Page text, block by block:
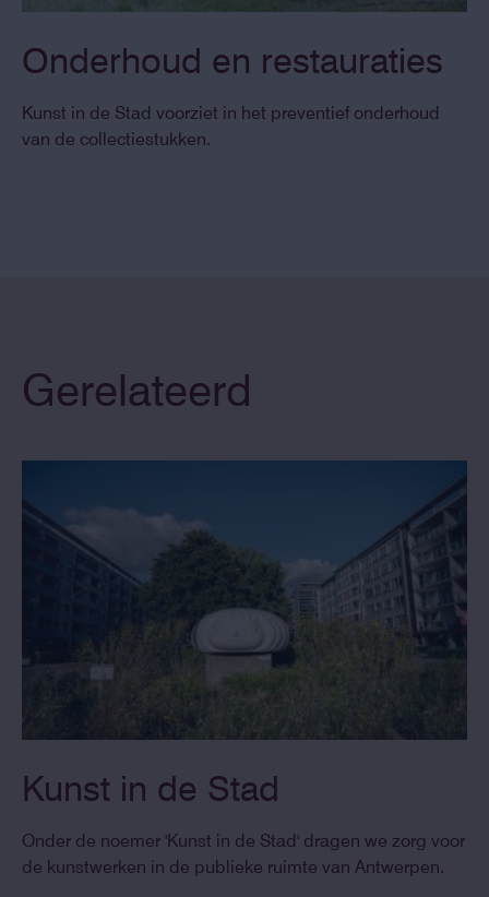
Onderhoud en restauraties
Kunst in de Stad voorziet in het preventief onderhoud
van de collectiestukken.
Gerelateerd
Kunst in de Stad
Onder de noemer 'Kunst in de Stad' dragen we zorg voor
de kunstwerken in de publieke ruimte van Antwerpen.